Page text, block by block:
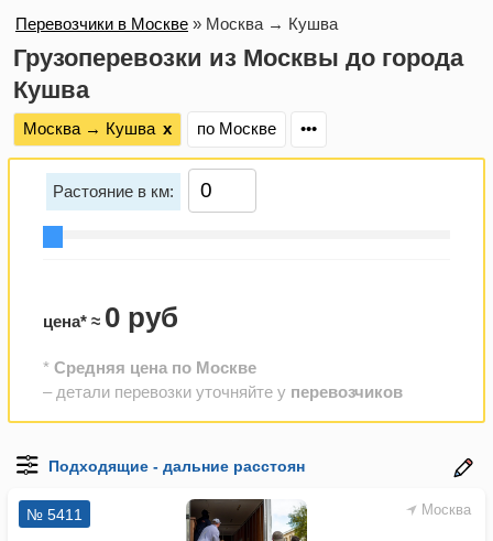
Перевозчики в Москве » Москва → Кушва
Грузоперевозки из Москвы до города
Кушва
Москва → Кушва х по Москве •••
Растояние в км:
цена* ≈ 0 руб
* Средняя цена по Москве
– детали перевозки уточняйте у перевозчиков
Москва
№ 5411